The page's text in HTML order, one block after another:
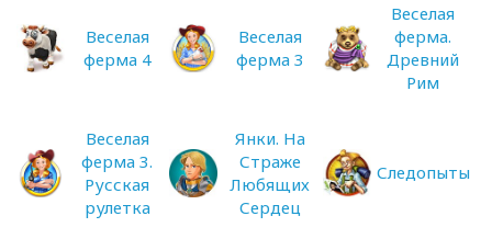
Веселая
ферма 4
Веселая
ферма 3
Веселая
ферма.
Древний
Рим
Веселая
ферма 3.
Русская
рулетка
Янки. На
Страже
Любящих
Сердец
Следопыты